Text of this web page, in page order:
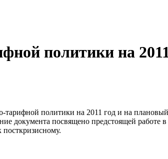
политики на
политики на 2011 год и на
документа посвящено предстоящей работе
посткризисному.